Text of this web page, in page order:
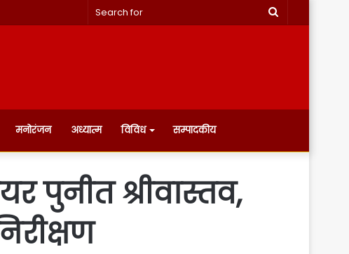
Search
मनोरंजन अध्यात्म विविध सम्पादकीय
पुनीत श्रीवास्तव,